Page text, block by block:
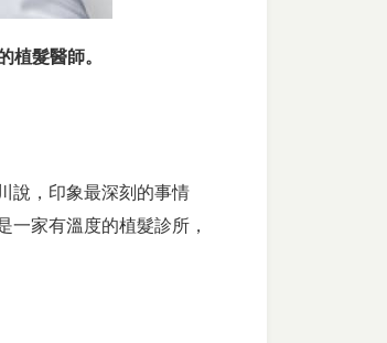
髮醫師。
說，印象最深刻的事情
家有溫度的植髮診所，